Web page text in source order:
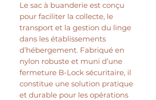
Le sac à buanderie est conçu
pour faciliter la collecte, le
transport et la gestion du linge
dans les établissements
d’hébergement. Fabriqué en
nylon robuste et muni d’une
fermeture B-Lock sécuritaire, il
constitue une solution pratique
et durable pour les opérations